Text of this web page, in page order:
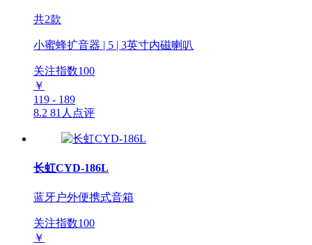
共2款
小蜜蜂扩音器 | 5 | 3英寸内磁喇叭
关注指数100
￥
119 - 189
8.2 81人点评
长虹CYD-186L
蓝牙户外便携式音箱
关注指数100
￥